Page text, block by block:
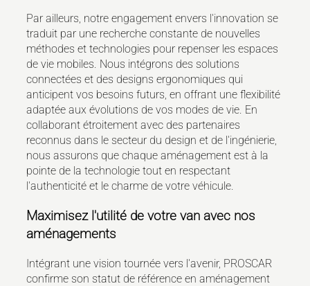
Par ailleurs, notre engagement envers l'innovation se
traduit par une recherche constante de nouvelles
méthodes et technologies pour repenser les espaces
de vie mobiles. Nous intégrons des solutions
connectées et des designs ergonomiques qui
anticipent vos besoins futurs, en offrant une flexibilité
adaptée aux évolutions de vos modes de vie. En
collaborant étroitement avec des partenaires
reconnus dans le secteur du design et de l'ingénierie,
nous assurons que chaque aménagement est à la
pointe de la technologie tout en respectant
l'authenticité et le charme de votre véhicule.
Maximisez l'utilité de votre van avec nos
aménagements
Intégrant une vision tournée vers l'avenir, PROSCAR
confirme son statut de référence en aménagement